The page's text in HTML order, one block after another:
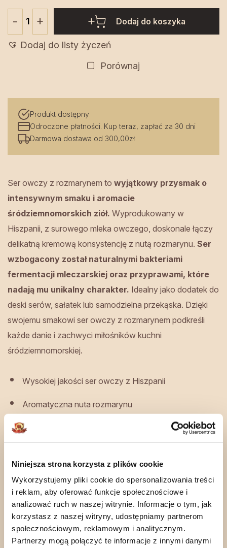
Niniejsza strona korzysta z plików cookie
Wykorzystujemy pliki cookie do spersonalizowania treści
i reklam, aby oferować funkcje społecznościowe i
analizować ruch w naszej witrynie. Informacje o tym, jak
korzystasz z naszej witryny, udostępniamy partnerom
społecznościowym, reklamowym i analitycznym.
Partnerzy mogą połączyć te informacje z innymi danymi
-
Ser
200
Hol-
Ser
+ Dodaj do koszyka
Dodaj do listy życzeń
Porównaj
Produkt dostępny
Odroczone płatności. Kup teraz, zapłać za 30 dni
Darmowa dostawa od 300,00zł
Ser owczy z rozmarynem to wyjątkowy przysmak o
intensywnym smaku i aromacie
śródziemnomorskich ziół. Wyprodukowany w
Hiszpanii, z surowego mleka owczego, doskonale łączy
delikatną kremową konsystencję z nutą rozmarynu. Ser
wzbogacony został naturalnymi bakteriami
fermentacji mleczarskiej oraz przyprawami, które
nadają mu unikalny charakter. Idealny jako dodatek do
deski serów, sałatek lub samodzielna przekąska. Dzięki
swojemu smakowi ser owczy z rozmarynem podkreśli
każde danie i zachwyci miłośników kuchni
śródziemnomorskiej.
Wysokiej jakości ser owczy z Hiszpanii
Aromatyczna nuta rozmarynu
Idealny do deski serów, sałatek i przekąsek
Nasze wyroby wędzimy na bieżąco, wedle
zapotrzebowania Naszych Klientów.
Zamówienia internetowe wysyłamyod